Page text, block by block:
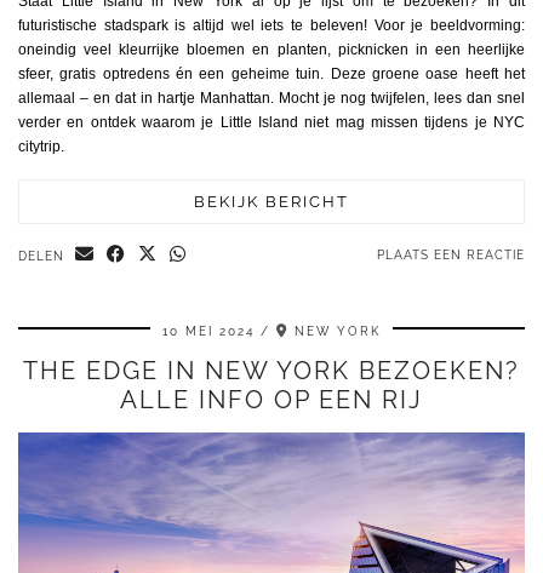
futuristische stadspark is altijd wel iets te beleven! Voor je beeldvorming:
oneindig veel kleurrijke bloemen en planten, picknicken in een heerlijke
sfeer, gratis optredens én een geheime tuin. Deze groene oase heeft het
allemaal – en dat in hartje Manhattan. Mocht je nog twijfelen, lees dan snel
verder en ontdek waarom je Little Island niet mag missen tijdens je NYC
citytrip.
BEKIJK BERICHT
DELEN PLAATS EEN REACTIE
10 MEI 2024 NEW YORK
THE EDGE IN NEW YORK BEZOEKEN?
ALLE INFO OP EEN RIJ